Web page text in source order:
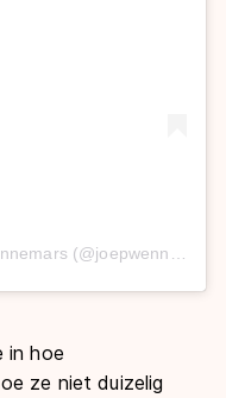
in hoe
ze niet duizelig